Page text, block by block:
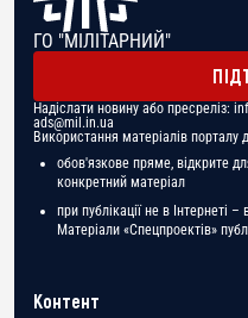
ГО "МІЛІТАРНИЙ"
Надіслати новину або пресреліз:
ads@mil.in.ua
Використання матеріалів
обов'язкове пряме, відкрите
конкретний матеріал
при публікації не в Інтернеті
Матеріали «Спецпроектів»
Контент